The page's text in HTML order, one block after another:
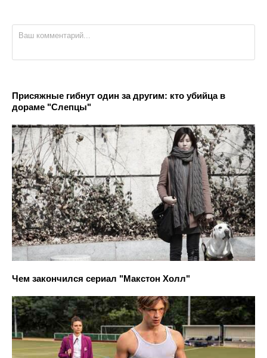
Присяжные гибнут один за другим: кто убийца в
дораме "Слепцы"
Чем закончился сериал "Макстон Холл"